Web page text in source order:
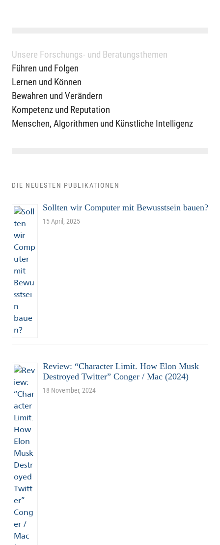
Unsere Forschungs- und Beratungsthemen
Führen und Folgen
Lernen und Können
Bewahren und Verändern
Kompetenz und Reputation
Menschen, Algorithmen und Künstliche Intelligenz
DIE NEUESTEN PUBLIKATIONEN
Sollten wir Computer mit Bewusstsein bauen?
15 April, 2025
Review: “Character Limit. How Elon Musk
Destroyed Twitter” Conger / Mac (2024)
18 November, 2024